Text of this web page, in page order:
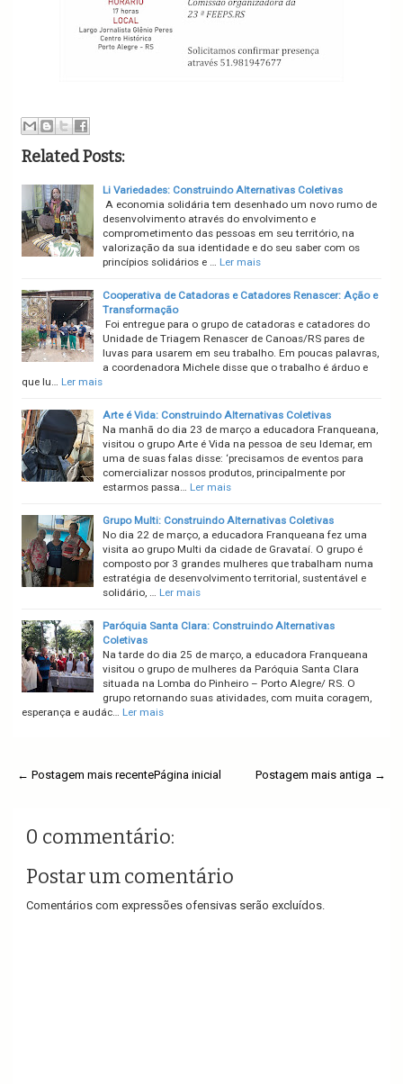
Related Posts:
Li Variedades: Construindo Alternativas Coletivas
A economia solidária tem desenhado um novo rumo de
desenvolvimento através do envolvimento e
comprometimento das pessoas em seu território, na
valorização da sua identidade e do seu saber com os
princípios solidários e … Ler mais
Cooperativa de Catadoras e Catadores Renascer: Ação e
Transformação
Foi entregue para o grupo de catadoras e catadores do
Unidade de Triagem Renascer de Canoas/RS pares de
luvas para usarem em seu trabalho. Em poucas palavras,
a coordenadora Michele disse que o trabalho é árduo e
que lu… Ler mais
Arte é Vida: Construindo Alternativas Coletivas
Na manhã do dia 23 de março a educadora Franqueana,
visitou o grupo Arte é Vida na pessoa de seu Idemar, em
uma de suas falas disse: ‘precisamos de eventos para
comercializar nossos produtos, principalmente por
estarmos passa… Ler mais
Grupo Multi: Construindo Alternativas Coletivas
No dia 22 de março, a educadora Franqueana fez uma
visita ao grupo Multi da cidade de Gravataí. O grupo é
composto por 3 grandes mulheres que trabalham numa
estratégia de desenvolvimento territorial, sustentável e
solidário, … Ler mais
Paróquia Santa Clara: Construindo Alternativas
Coletivas
Na tarde do dia 25 de março, a educadora Franqueana
visitou o grupo de mulheres da Paróquia Santa Clara
situada na Lomba do Pinheiro – Porto Alegre/ RS. O
grupo retornando suas atividades, com muita coragem,
esperança e audác… Ler mais
← Postagem mais recente Postagem mais antiga →
Página inicial
0 commentário:
Postar um comentário
Comentários com expressões ofensivas serão excluídos.